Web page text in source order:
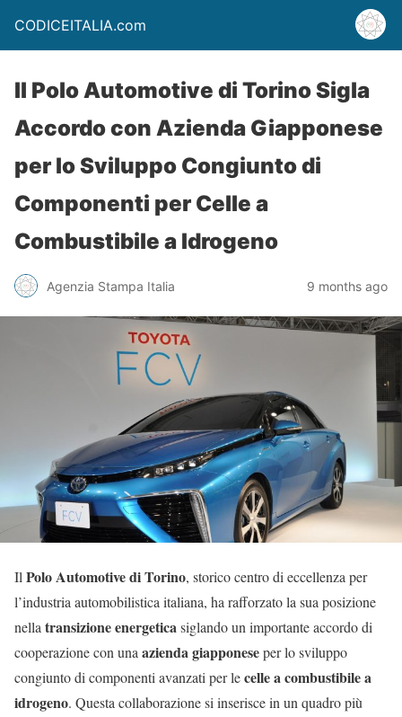
CODICEITALIA.com
Il Polo Automotive di Torino Sigla
Accordo con Azienda Giapponese
per lo Sviluppo Congiunto di
Componenti per Celle a
Combustibile a Idrogeno
Agenzia Stampa Italia 9 months ago
IlPolo Automotive di Torino, storico centro di eccellenza per
l’industria automobilistica italiana, ha rafforzato la sua posizione
nellatransizione energeticasiglando un importante accordo di
cooperazione con unaazienda giapponeseper lo sviluppo
congiunto di componenti avanzati per lecelle a combustibile a
idrogeno. Questa collaborazione si inserisce in un quadro più